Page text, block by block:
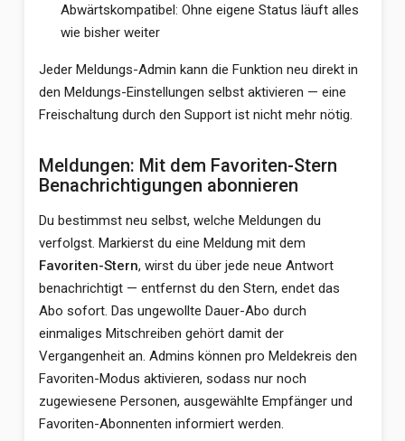
Abwärtskompatibel: Ohne eigene Status läuft alles
wie bisher weiter
Jeder Meldungs-Admin kann die Funktion neu direkt in
den Meldungs-Einstellungen selbst aktivieren — eine
Freischaltung durch den Support ist nicht mehr nötig.
Meldungen: Mit dem Favoriten-Stern
Benachrichtigungen abonnieren
Du bestimmst neu selbst, welche Meldungen du
verfolgst. Markierst du eine Meldung mit dem
Favoriten-Stern, wirst du über jede neue Antwort
benachrichtigt — entfernst du den Stern, endet das
Abo sofort. Das ungewollte Dauer-Abo durch
einmaliges Mitschreiben gehört damit der
Vergangenheit an. Admins können pro Meldekreis den
Favoriten-Modus aktivieren, sodass nur noch
zugewiesene Personen, ausgewählte Empfänger und
Favoriten-Abonnenten informiert werden.